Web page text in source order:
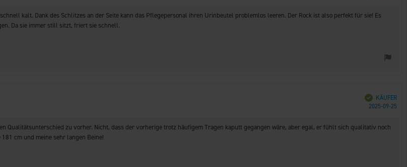
kalt. Dank des Schlitzes an der Seite kann das Pflegepersonal ihren Urinbeutel problemlos leeren. Der Rock ist also perfekt für sie! Es
Da sie immer still sitzt, friert sie schnell.
Verifiziert
KÄUFER
2025-09-25
Qualitätsunterschied zu vorher. Nicht, dass der vorherige trotz häufigem Tragen kaputt gegangen wäre, aber egal, er fühlt sich qualitativ noch
cm und meine sehr langen Beine!